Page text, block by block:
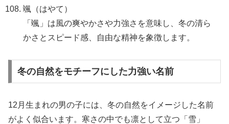
颯（はやて）
「颯」は風の爽やかさや力強さを意味し、冬の清ら
かさとスピード感、自由な精神を象徴します。
冬の自然をモチーフにした力強い名前
12月生まれの男の子には、冬の自然をイメージした名前
がよく似合います。寒さの中でも凛として立つ「雪」